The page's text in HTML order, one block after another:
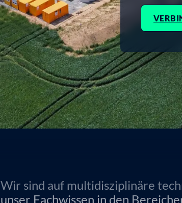
Wir sind auf multidisziplinäre
unser Fachwissen in den